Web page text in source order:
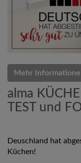
Mehr
alma
TEST und
Deuschland hat
Küchen!